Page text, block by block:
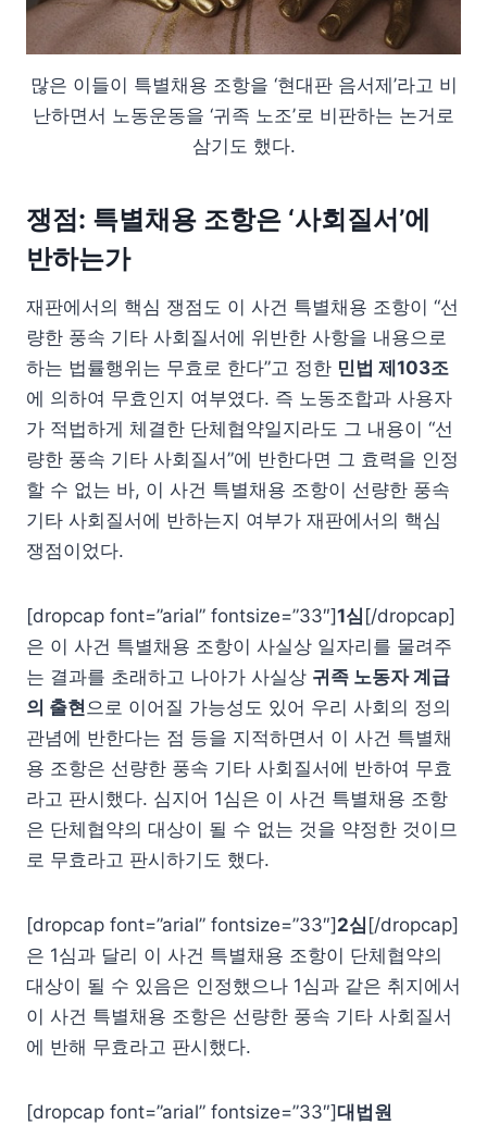
많은 이들이 특별채용 조항을 ‘현대판 음서제’라고 비
난하면서 노동운동을 ‘귀족 노조’로 비판하는 논거로
삼기도 했다.
쟁점: 특별채용 조항은 ‘사회질서’에
반하는가
재판에서의 핵심 쟁점도 이 사건 특별채용 조항이 “선
량한 풍속 기타 사회질서에 위반한 사항을 내용으로
하는 법률행위는 무효로 한다”고 정한 민법 제103조
에 의하여 무효인지 여부였다. 즉 노동조합과 사용자
가 적법하게 체결한 단체협약일지라도 그 내용이 “선
량한 풍속 기타 사회질서”에 반한다면 그 효력을 인정
할 수 없는 바, 이 사건 특별채용 조항이 선량한 풍속
기타 사회질서에 반하는지 여부가 재판에서의 핵심
쟁점이었다.
[dropcap font=”arial” fontsize=”33″]1심 [/dropcap]
은 이 사건 특별채용 조항이 사실상 일자리를 물려주
는 결과를 초래하고 나아가 사실상 귀족 노동자 계급
의 출현 으로 이어질 가능성도 있어 우리 사회의 정의
관념에 반한다는 점 등을 지적하면서 이 사건 특별채
용 조항은 선량한 풍속 기타 사회질서에 반하여 무효
라고 판시했다. 심지어 1심은 이 사건 특별채용 조항
은 단체협약의 대상이 될 수 없는 것을 약정한 것이므
로 무효라고 판시하기도 했다.
[dropcap font=”arial” fontsize=”33″]2심 [/dropcap]
은 1심과 달리 이 사건 특별채용 조항이 단체협약의
대상이 될 수 있음은 인정했으나 1심과 같은 취지에서
이 사건 특별채용 조항은 선량한 풍속 기타 사회질서
에 반해 무효라고 판시했다.
[dropcap font=”arial” fontsize=”33″]대법원